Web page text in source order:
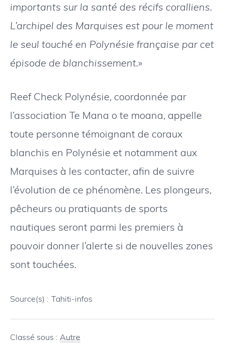
importants sur la santé des récifs coralliens.
L’archipel des Marquises est pour le moment
le seul touché en Polynésie française par cet
épisode de blanchissement.»
Reef Check Polynésie, coordonnée par
l’association Te Mana o te moana, appelle
toute personne témoignant de coraux
blanchis en Polynésie et notamment aux
Marquises à les contacter, afin de suivre
l’évolution de ce phénomène. Les plongeurs,
pêcheurs ou pratiquants de sports
nautiques seront parmi les premiers à
pouvoir donner l’alerte si de nouvelles zones
sont touchées.
Source(s) : Tahiti-infos
Classé sous : Autre